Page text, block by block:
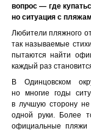
вопрос — где
но ситуация с
Любители пляжного
так называемые
пытаются найти
каждый раз
В Одинцовском
но многие годы
в лучшую сторону
одной руки. Более
официальные пляжи